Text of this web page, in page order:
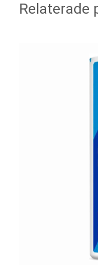
Relaterade